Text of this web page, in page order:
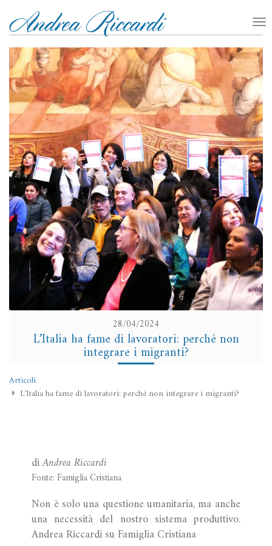
28/04/2024
L’Italia ha fame di lavoratori: perché non
integrare i migranti?
Articoli
L’Italia ha fame di lavoratori: perché non integrare i migranti?
diAndrea Riccardi
Fonte: Famiglia Cristiana
Non è solo una questione umanitaria, ma anche
una necessità del nostro sistema produttivo.
Andrea Riccardi su Famiglia Cristiana